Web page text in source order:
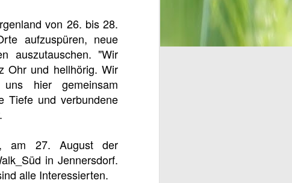
von 26. bis 28.
aufzuspüren, neue
auszutauschen. "Wir
Ohr und hellhörig. Wir
hier gemeinsam
Tiefe und verbundene
am 27. August der
in Jennersdorf.
alle Interessierten.